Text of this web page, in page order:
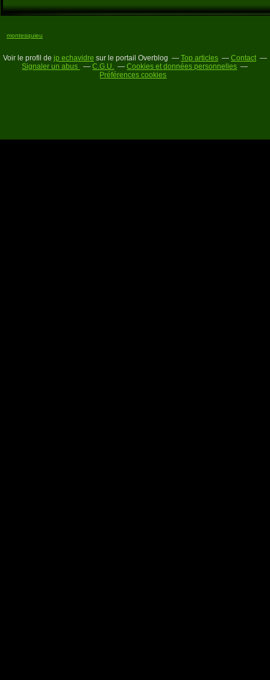
montesquieu
Voir le profil de jp echavidre sur le portail Overblog Top articles
Contact
Signaler un abus
C.G.U.
Cookies et données personnelles
Préférences cookies